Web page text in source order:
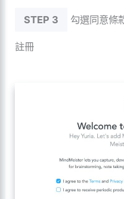
STEP 3 勾選同意條
註冊